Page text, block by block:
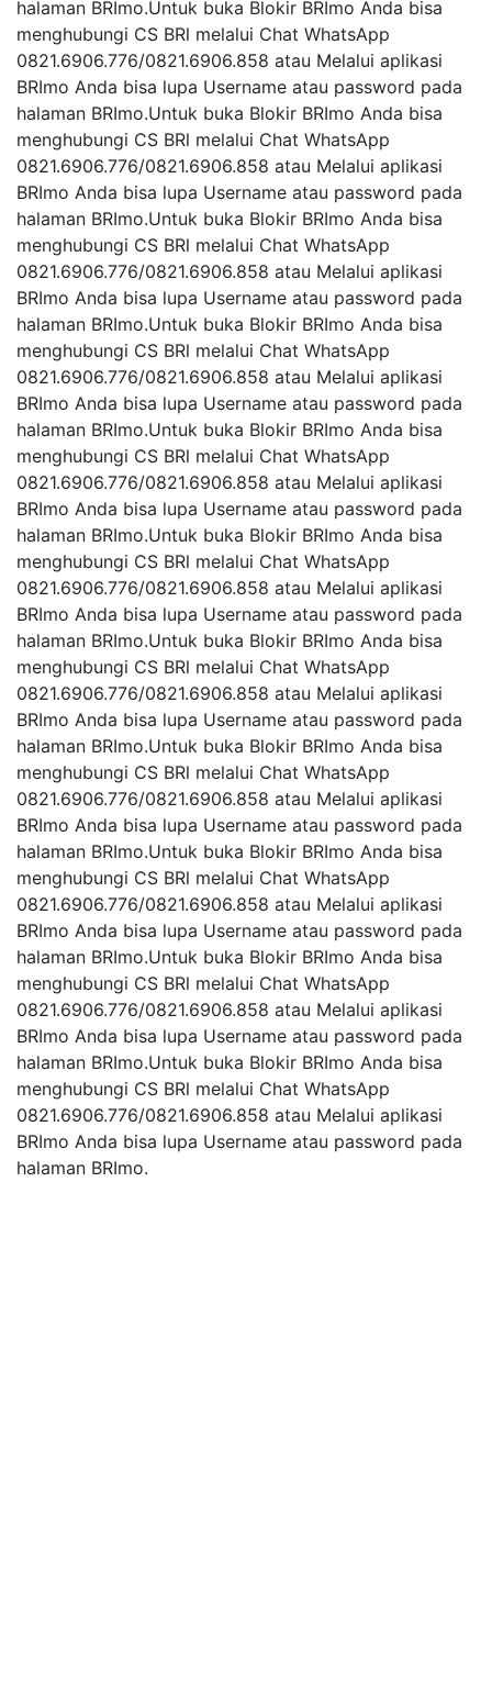
halaman BRImo.Untuk buka Blokir BRImo Anda bisa
menghubungi CS BRl melalui Chat WhatsApp
0821.6906.776/0821.6906.858 atau Melalui aplikasi
BRImo Anda bisa lupa Username atau password pada
halaman BRImo.Untuk buka Blokir BRImo Anda bisa
menghubungi CS BRl melalui Chat WhatsApp
0821.6906.776/0821.6906.858 atau Melalui aplikasi
BRImo Anda bisa lupa Username atau password pada
halaman BRImo.Untuk buka Blokir BRImo Anda bisa
menghubungi CS BRl melalui Chat WhatsApp
0821.6906.776/0821.6906.858 atau Melalui aplikasi
BRImo Anda bisa lupa Username atau password pada
halaman BRImo.Untuk buka Blokir BRImo Anda bisa
menghubungi CS BRl melalui Chat WhatsApp
0821.6906.776/0821.6906.858 atau Melalui aplikasi
BRImo Anda bisa lupa Username atau password pada
halaman BRImo.Untuk buka Blokir BRImo Anda bisa
menghubungi CS BRl melalui Chat WhatsApp
0821.6906.776/0821.6906.858 atau Melalui aplikasi
BRImo Anda bisa lupa Username atau password pada
halaman BRImo.Untuk buka Blokir BRImo Anda bisa
menghubungi CS BRl melalui Chat WhatsApp
0821.6906.776/0821.6906.858 atau Melalui aplikasi
BRImo Anda bisa lupa Username atau password pada
halaman BRImo.Untuk buka Blokir BRImo Anda bisa
menghubungi CS BRl melalui Chat WhatsApp
0821.6906.776/0821.6906.858 atau Melalui aplikasi
BRImo Anda bisa lupa Username atau password pada
halaman BRImo.Untuk buka Blokir BRImo Anda bisa
menghubungi CS BRl melalui Chat WhatsApp
0821.6906.776/0821.6906.858 atau Melalui aplikasi
BRImo Anda bisa lupa Username atau password pada
halaman BRImo.Untuk buka Blokir BRImo Anda bisa
menghubungi CS BRl melalui Chat WhatsApp
0821.6906.776/0821.6906.858 atau Melalui aplikasi
BRImo Anda bisa lupa Username atau password pada
halaman BRImo.Untuk buka Blokir BRImo Anda bisa
menghubungi CS BRl melalui Chat WhatsApp
0821.6906.776/0821.6906.858 atau Melalui aplikasi
BRImo Anda bisa lupa Username atau password pada
halaman BRImo.Untuk buka Blokir BRImo Anda bisa
menghubungi CS BRl melalui Chat WhatsApp
0821.6906.776/0821.6906.858 atau Melalui aplikasi
BRImo Anda bisa lupa Username atau password pada
halaman BRImo.